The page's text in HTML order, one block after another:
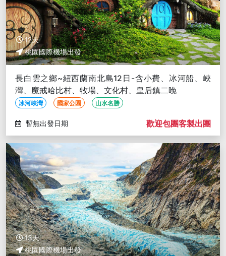
12天
桃園國際機場出發
長白雲之鄉~紐西蘭南北島12日-含小費、冰河船、峽
灣、魔戒哈比村、牧場、文化村、皇后鎮二晚
冰河峽灣 國家公園 山水名勝
暫無出發日期 歡迎包團客製出團
13天
桃園國際機場出發